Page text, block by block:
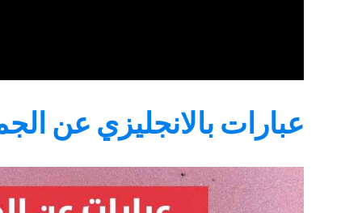
عبارات بالانجليزي عن